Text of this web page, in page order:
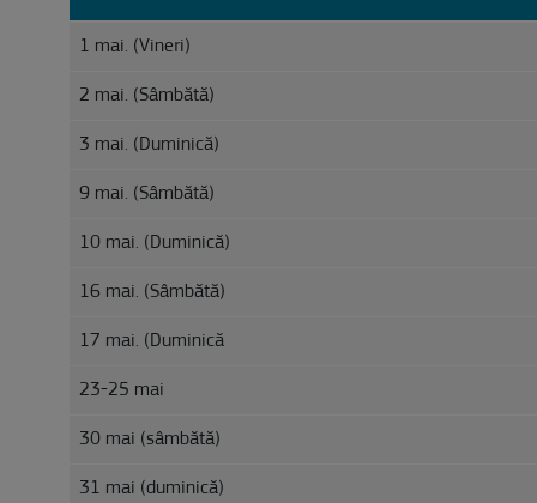
1 mai. (Vineri)
2 mai. (Sâmbătă)
3 mai. (Duminică)
9 mai. (Sâmbătă)
10 mai. (Duminică)
16 mai. (Sâmbătă)
17 mai. (Duminică
23-25 mai
30 mai (sâmbătă)
31 mai (duminică)